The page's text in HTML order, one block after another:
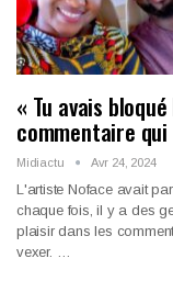
« Tu avais
commentaire
Midiactu Avr 24, 2024
L'artiste Noface avait
chaque fois, il y a des
plaisir dans les
vexer. …